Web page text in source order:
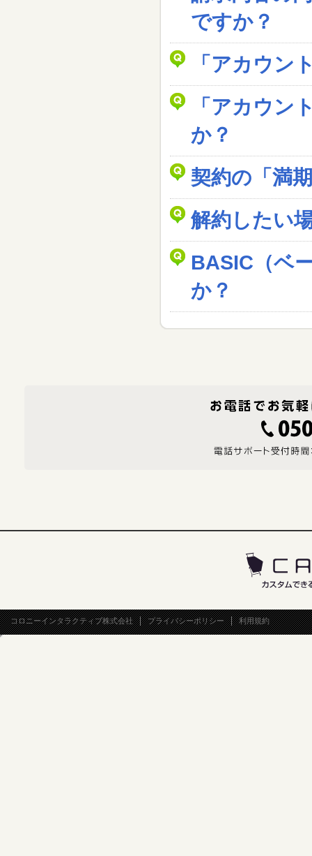
ですか？
「アカウン
「アカウン
か？
契約の「満
解約したい
BASIC（ベ
か？
コロニーインタラクティブ株式会社 プライバシーポリシー 利用規約